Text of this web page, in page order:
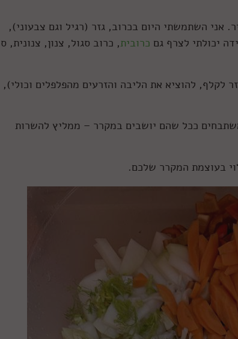
אני השתמשתי היום בכרוב, גזר (רגיל וגם צבעוני),
יכולתי לצרף גם כרובית, כרוב סגול, צנון, צנונית,
לקלף, להוציא את הליבה והזרעים מהפלפלים וכולי),
ככל שהם יושבים במקרר – ממליץ להשרות
בעוצמת המקרר שלכם.